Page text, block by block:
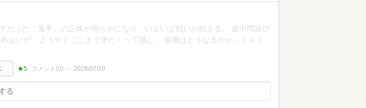
だった「鬼手」の正体が明らかになり、いよいよ戦いが始まる。 途中間延び
ないが、ようやくここまで来た！って感じ。 最後はどうなるのか…ドキド
★5 コメント(0) 2026/07/10